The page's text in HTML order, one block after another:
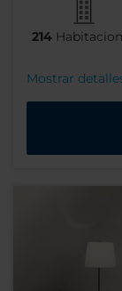
214
Mostrar